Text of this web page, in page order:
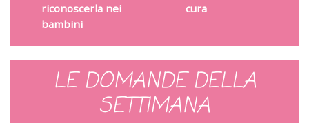
riconoscerla nei
bambini
cura
LE DOMANDE DELLA
SETTIMANA